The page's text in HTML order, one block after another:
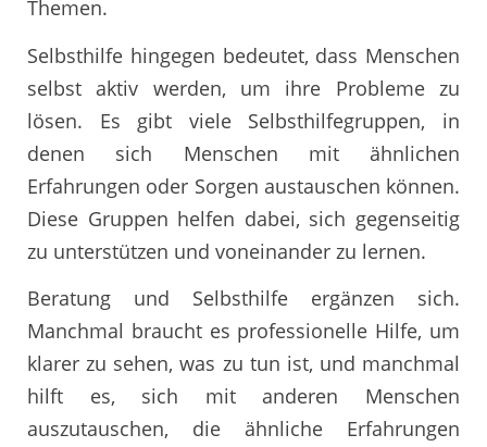
Themen.
Selbsthilfe hingegen bedeutet, dass Menschen
selbst aktiv werden, um ihre Probleme zu
lösen. Es gibt viele Selbsthilfegruppen, in
denen sich Menschen mit ähnlichen
Erfahrungen oder Sorgen austauschen können.
Diese Gruppen helfen dabei, sich gegenseitig
zu unterstützen und voneinander zu lernen.
Beratung und Selbsthilfe ergänzen sich.
Manchmal braucht es professionelle Hilfe, um
klarer zu sehen, was zu tun ist, und manchmal
hilft es, sich mit anderen Menschen
auszutauschen, die ähnliche Erfahrungen